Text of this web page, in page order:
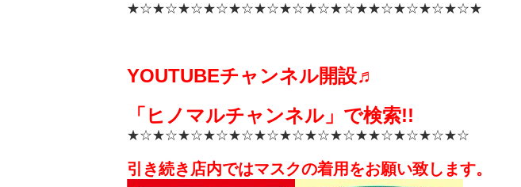
★☆★☆★☆★☆★☆★☆★☆★☆★☆★★☆★☆★☆★☆★
YOUTUBEチャンネル開設♬
「ヒノマルチャンネル」で検索!!
★☆★☆★☆★☆★☆★☆★☆★☆★☆★★☆★☆★☆★☆
引き続き店内ではマスクの着用をお願い致します。